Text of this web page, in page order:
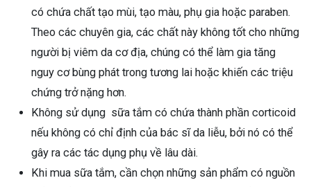
có chứa chất tạo mùi, tạo màu, phụ gia hoặc paraben.
Theo các chuyên gia, các chất này không tốt cho những
người bị viêm da cơ địa, chúng có thể làm gia tăng
nguy cơ bùng phát trong tương lai hoặc khiến các triệu
chứng trở nặng hơn.
Không sử dụng sữa tắm có chứa thành phần corticoid
nếu không có chỉ định của bác sĩ da liễu, bởi nó có thể
gây ra các tác dụng phụ về lâu dài.
Khi mua sữa tắm, cần chọn những sản phẩm có nguồn